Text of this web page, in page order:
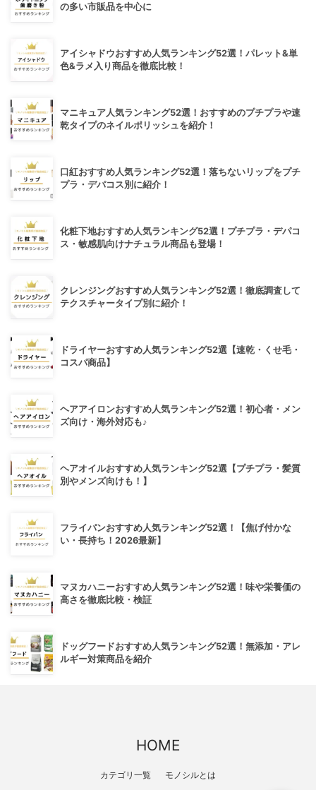
の多い市販品を中心に
アイシャドウおすすめ人気ランキング52選！パレット&単
色&ラメ入り商品を徹底比較！
マニキュア人気ランキング52選！おすすめのプチプラや速
乾タイプのネイルポリッシュを紹介！
口紅おすすめ人気ランキング52選！落ちないリップをプチ
プラ・デパコス別に紹介！
化粧下地おすすめ人気ランキング52選！プチプラ・デパコ
ス・敏感肌向けナチュラル商品も登場！
クレンジングおすすめ人気ランキング52選！徹底調査して
テクスチャータイプ別に紹介！
ドライヤーおすすめ人気ランキング52選【速乾・くせ毛・
コスパ商品】
ヘアアイロンおすすめ人気ランキング52選！初心者・メン
ズ向け・海外対応も♪
ヘアオイルおすすめ人気ランキング52選【プチプラ・髪質
別やメンズ向けも！】
フライパンおすすめ人気ランキング52選！【焦げ付かな
い・長持ち！2026最新】
マヌカハニーおすすめ人気ランキング52選！味や栄養価の
高さを徹底比較・検証
ドッグフードおすすめ人気ランキング52選！無添加・アレ
ルギー対策商品を紹介
HOME
カテゴリ一覧 モノシルとは